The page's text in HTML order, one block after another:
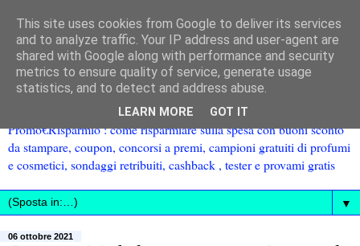
Promo€Risparmio : come risparmiare sulla spesa con buoni sconto
da stampare, coupon, concorsi a premi, campioni gratuiti di profumi
e cosmetici, sondaggi retribuiti, cashback , tester e provami gratis
▼
06 ottobre 2021
This site uses cookies from Google to deliver its services
and to analyze traffic. Your IP address and user-agent are
shared with Google along with performance and security
metrics to ensure quality of service, generate usage
statistics, and to detect and address abuse.
LEARN MORE GOT IT